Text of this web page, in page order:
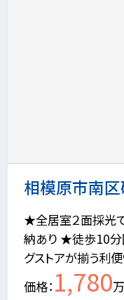
相模原市南
★全居室２面採光
納あり ★徒歩10分
グストアが揃う利
価格 1,780